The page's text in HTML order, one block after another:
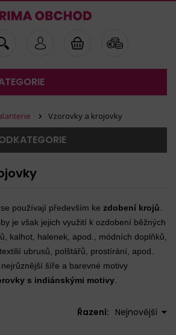
Vzorovky a krojovky
se používají především ke zdobení krojů
je však jejich využití k ozdobení běžných
kalhot, halenek, apod., módních doplňků,
ubrusů, polštářů, prostírání, apod.
šíře a barevné motivy
s indiánskými motivy
Řazení: Nejnovější